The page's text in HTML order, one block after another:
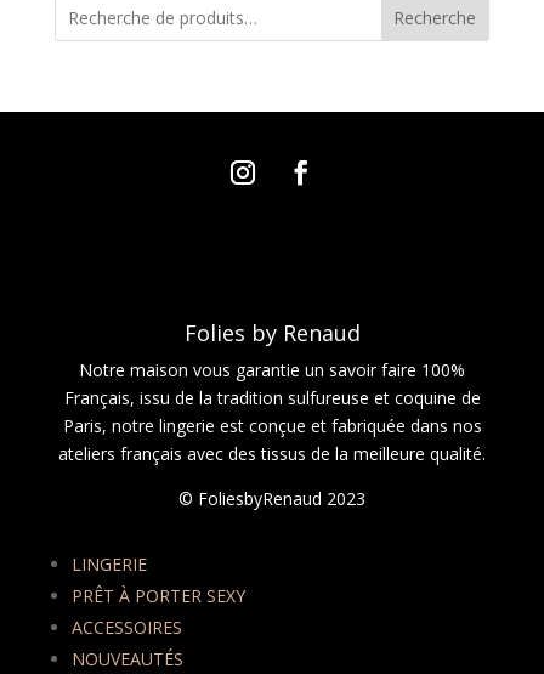
Recherche
Folies by Renaud
Notre maison vous garantie un savoir faire 100%
Français, issu de la tradition sulfureuse et coquine de
Paris, notre lingerie est conçue et fabriquée dans nos
ateliers français avec des tissus de la meilleure qualité.
© FoliesbyRenaud 2023
LINGERIE
PRÊT À PORTER SEXY
ACCESSOIRES
NOUVEAUTÉS